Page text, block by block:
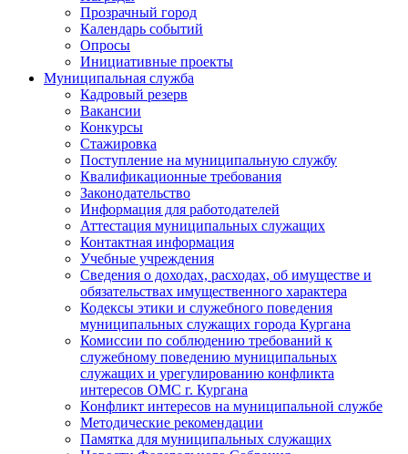
Прозрачный город
Календарь событий
Опросы
Инициативные проекты
Муниципальная служба
Кадровый резерв
Вакансии
Конкурсы
Стажировка
Поступление на муниципальную службу
Квалификационные требования
Законодательство
Информация для работодателей
Аттестация муниципальных служащих
Контактная информация
Учебные учреждения
Сведения о доходах, расходах, об имуществе и
обязательствах имущественного характера
Кодексы этики и служебного поведения
муниципальных служащих города Кургана
Комиссии по соблюдению требований к
служебному поведению муниципальных
служащих и урегулированию конфликта
интересов ОМС г. Кургана
Конфликт интересов на муниципальной службе
Методические рекомендации
Памятка для муниципальных служащих